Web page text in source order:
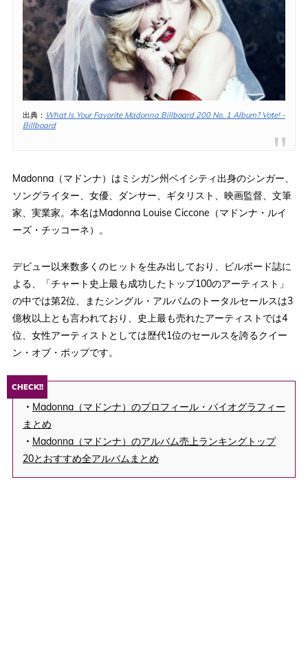
出典： What Is Your Favorite Madonna Billboard 200 No. 1 Album? Vote! -
Billboard
Madonna（マドンナ）はミシガン州ベイシティ出身のシンガー、
ソングライター、女優、ダンサー、ギタリスト、映画監督、文筆
家、実業家。本名はMadonna Louise Ciccone（マドンナ・ルイ
ーズ・チッコーネ）。
デビュー以来数多くのヒットを生み出しており、ビルボード誌に
よる、「チャート史上最も成功したトップ100のアーティスト」
の中では第2位、またシングル・アルバムのトータルセールスは3
億枚以上とも言われており、史上最も売れたアーティストでは4
位、女性アーティストとしては歴代1位のセールスを誇るクイー
ン・オブ・ポップです。
CHECK!!
・ Madonna（マドンナ）のプロフィール・バイオグラフィー
まとめ
・ Madonna（マドンナ）のアルバム売上ランキングトップ
20とおすすめ全アルバムまとめ